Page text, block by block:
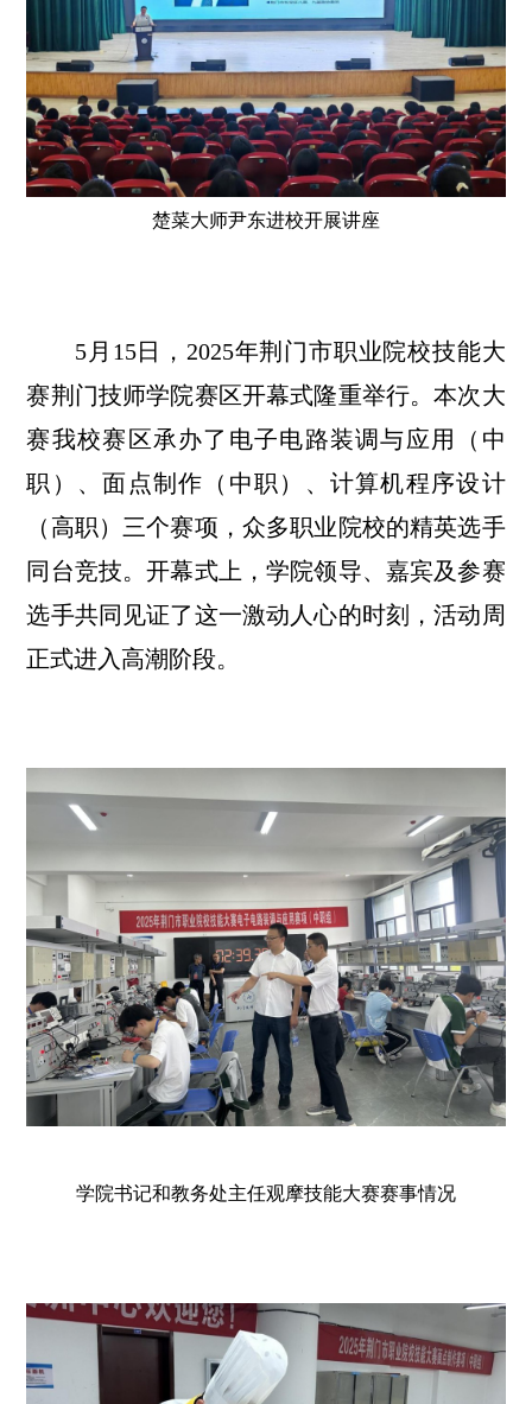
楚菜大师尹东进校开展讲座
5月15日，2025年荆门市职业院校技能大
赛荆门技师学院赛区开幕式隆重举行。本次大
赛我校赛区承办了电子电路装调与应用（中
职）、面点制作（中职）、计算机程序设计
（高职）三个赛项，众多职业院校的精英选手
同台竞技。开幕式上，学院领导、嘉宾及参赛
选手共同见证了这一激动人心的时刻，活动周
正式进入高潮阶段。
学院书记和教务处主任观摩技能大赛赛事情况